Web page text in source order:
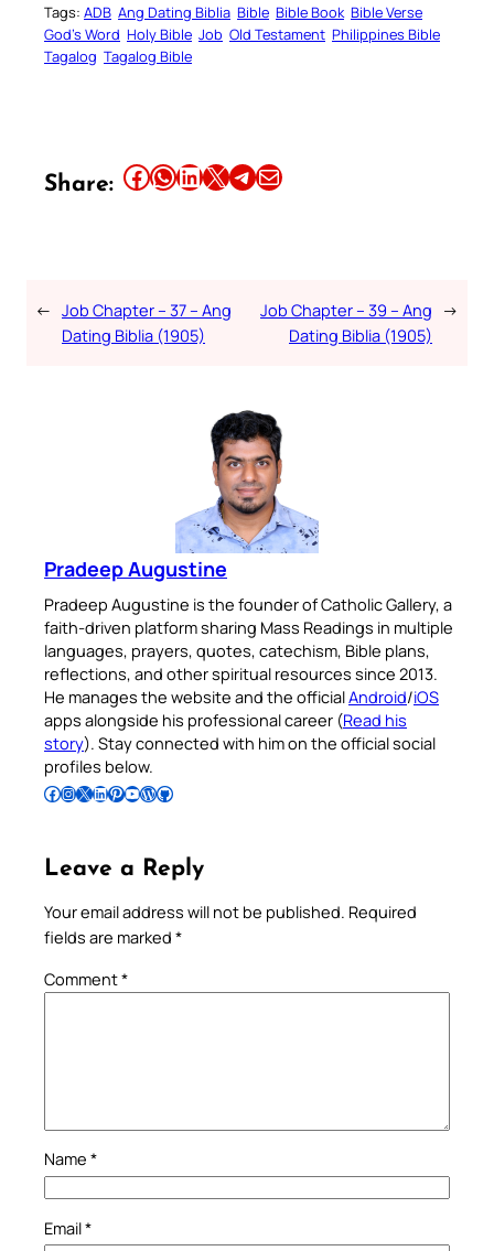
Tags: ADB Ang Dating Biblia Bible Bible Book Bible Verse
God’s Word Holy Bible Job Old Testament Philippines Bible
Tagalog Tagalog Bible
Share: Share this article on Facebook Share this article on WhatsApp Share this article on LinkedIn Share this article on X Share this article on TelegramEmail this Article
← Job Chapter – 37 – Ang
Dating Biblia (1905)
Job Chapter – 39 – Ang
Dating Biblia (1905)
→
Pradeep Augustine
Pradeep Augustine is the founder of Catholic Gallery, a
faith-driven platform sharing Mass Readings in multiple
languages, prayers, quotes, catechism, Bible plans,
reflections, and other spiritual resources since 2013.
He manages the website and the officialAndroid/iOS
apps alongside his professional career (Read his
story). Stay connected with him on the official social
profiles below.
Follow Pradeep on Facebook Follow Pradeep on InstagramFollow Pradeep on X Follow Pradeep on LinkedIn Follow Pradeep on Pinterest Subscribe to Pradeep’s Youtube Channel Follow Pradeep on WordPress Follow Pradeep on GitHub
Leave a Reply
Your email address will not be published. Required
fields are marked *
Comment*
Name *
Email*